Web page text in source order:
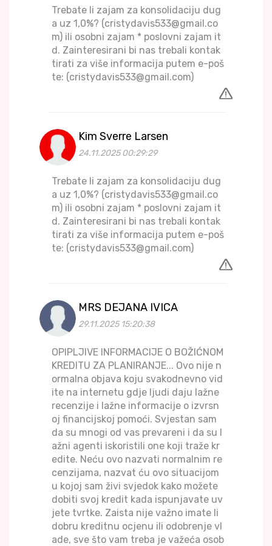
Trebate li zajam za konsolidaciju dug
a uz 1,0%? (cristydavis533@gmail.co
m) ili osobni zajam * poslovni zajam it
d. Zainteresirani bi nas trebali kontak
tirati za više informacija putem e-poš
te: (cristydavis533@gmail.com)
Kim Sverre Larsen
24.11.2025 00:29:29
Trebate li zajam za konsolidaciju dug
a uz 1,0%? (cristydavis533@gmail.co
m) ili osobni zajam * poslovni zajam it
d. Zainteresirani bi nas trebali kontak
tirati za više informacija putem e-poš
te: (cristydavis533@gmail.com)
MRS DEJANA IVICA
29.11.2025 15:20:38
OPIPLJIVE INFORMACIJE O BOŽIĆNOM
KREDITU ZA PLANIRANJE... Ovo nije n
ormalna objava koju svakodnevno vid
ite na internetu gdje ljudi daju lažne
recenzije i lažne informacije o izvrsn
oj financijskoj pomoći. Svjestan sam
da su mnogi od vas prevareni i da su l
ažni agenti iskoristili one koji traže kr
edite. Neću ovo nazvati normalnim re
cenzijama, nazvat ću ovo situacijom
u kojoj sam živi svjedok kako možete
dobiti svoj kredit kada ispunjavate uv
jete tvrtke. Zaista nije važno imate li
dobru kreditnu ocjenu ili odobrenje vl
ade, sve što vam treba je važeća osob